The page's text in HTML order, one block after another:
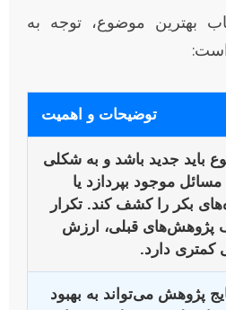
بهترین موضوع، توجه به
توضیحات و اهمیت
باید جدید باشد و به شکلی
مسائل موجود بپردازد یا
بکر را کشف کند. تکرار
قبلی، ارزش
کمتری دارد.
پژوهش می‌تواند به بهبود